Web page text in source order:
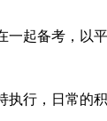
起备考，以平
行，日常的积